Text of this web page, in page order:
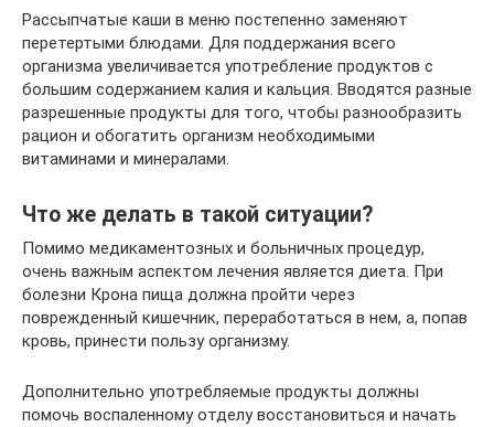
Рассыпчатые каши в меню постепенно заменяют
перетертыми блюдами. Для поддержания всего
организма увеличивается употребление продуктов с
большим содержанием калия и кальция. Вводятся разные
разрешенные продукты для того, чтобы разнообразить
рацион и обогатить организм необходимыми
витаминами и минералами.
Что же делать в такой ситуации?
Помимо медикаментозных и больничных процедур,
очень важным аспектом лечения является диета. При
болезни Крона пища должна пройти через
поврежденный кишечник, переработаться в нем, а, попав
кровь, принести пользу организму.
Дополнительно употребляемые продукты должны
помочь воспаленному отделу восстановиться и начать